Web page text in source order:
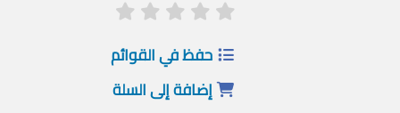
حفظ في القوائم
إضافة إلى السلة